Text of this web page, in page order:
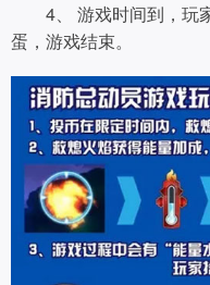
4、 游戏时间到，玩
蛋，游戏结束。